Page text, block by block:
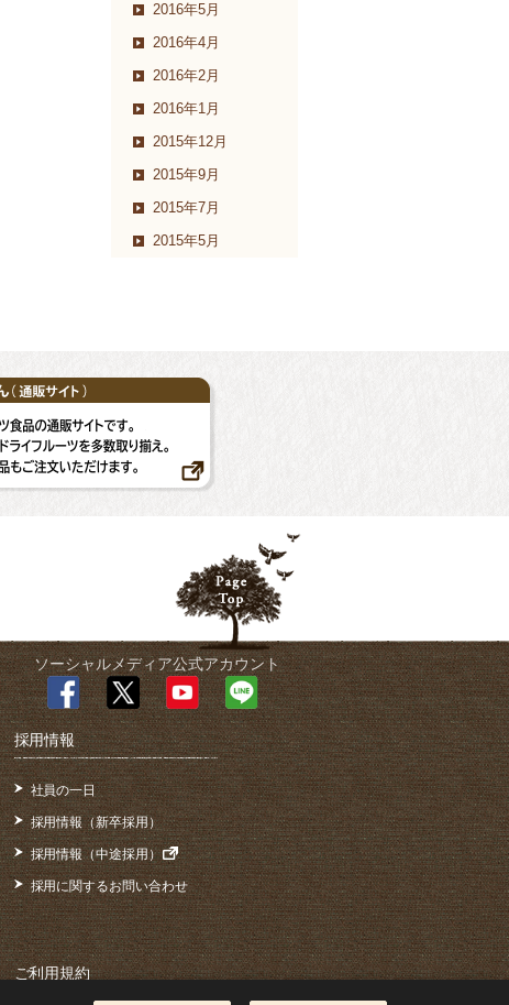
2016年5月
2016年4月
2016年2月
2016年1月
2015年12月
2015年9月
2015年7月
2015年5月
ソーシャルメディア公式アカウント
採用情報
社員の一日
採用情報（新卒採用）
採用情報（中途採用）
採用に関するお問い合わせ
ご利用規約